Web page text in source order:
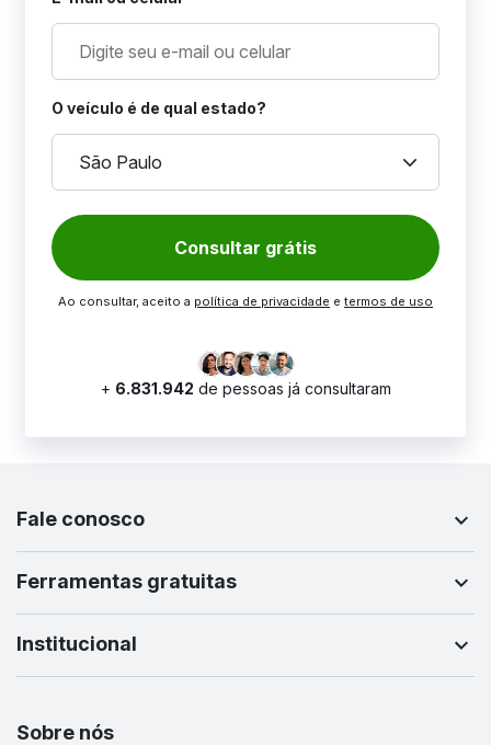
O veículo é de qual estado?
São Paulo keyboard_arrow_down
Consultar grátis
Ao consultar, aceito a política de privacidade e termos de uso
+ 6.831.942 de pessoas já consultaram
Fale conosco
Ferramentas gratuitas
Institucional
Sobre nós